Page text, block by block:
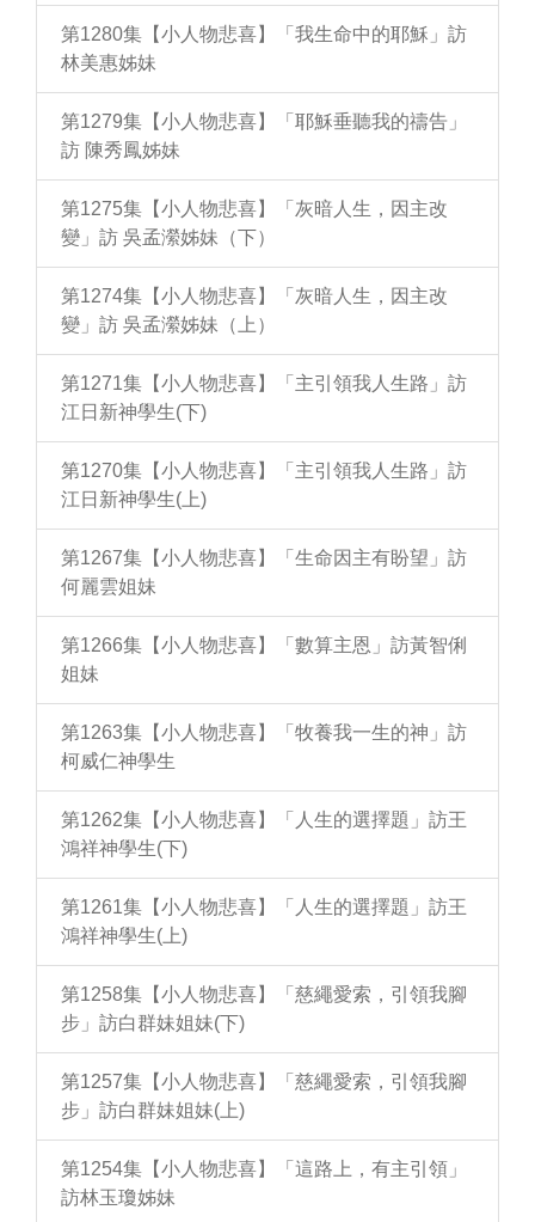
第1280集【小人物悲喜】「我生命中的耶穌」訪
林美惠姊妹
第1279集【小人物悲喜】「耶穌垂聽我的禱告」
訪 陳秀鳳姊妹
第1275集【小人物悲喜】「灰暗人生，因主改
變」訪 吳孟瀠姊妹（下）
第1274集【小人物悲喜】「灰暗人生，因主改
變」訪 吳孟瀠姊妹（上）
第1271集【小人物悲喜】「主引領我人生路」訪
江日新神學生(下)
第1270集【小人物悲喜】「主引領我人生路」訪
江日新神學生(上)
第1267集【小人物悲喜】「生命因主有盼望」訪
何麗雲姐妹
第1266集【小人物悲喜】「數算主恩」訪黃智俐
姐妹
第1263集【小人物悲喜】「牧養我一生的神」訪
柯威仁神學生
第1262集【小人物悲喜】「人生的選擇題」訪王
鴻祥神學生(下)
第1261集【小人物悲喜】「人生的選擇題」訪王
鴻祥神學生(上)
第1258集【小人物悲喜】「慈繩愛索，引領我腳
步」訪白群妹姐妹(下)
第1257集【小人物悲喜】「慈繩愛索，引領我腳
步」訪白群妹姐妹(上)
第1254集【小人物悲喜】「這路上，有主引領」
訪林玉瓊姊妹